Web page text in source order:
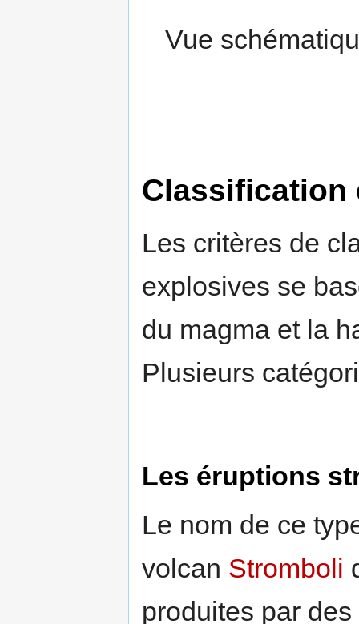
Vue
Classification
Les critères de
explosives se
du magma et la
Plusieurs
Les éruptions
Le nom de ce
volcan Stromboli
produites par